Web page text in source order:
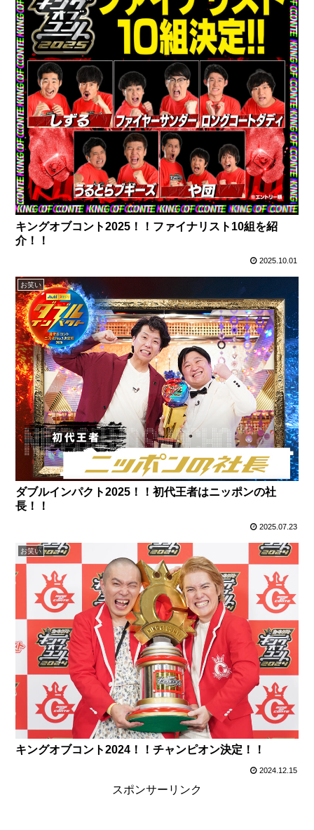
キングオブコント2025！！ファイナリスト10組を紹
介！！
2025.10.01
お笑い
ダブルインパクト2025！！初代王者はニッポンの社
長！！
2025.07.23
お笑い
キングオブコント2024！！チャンピオン決定！！
2024.12.15
スポンサーリンク